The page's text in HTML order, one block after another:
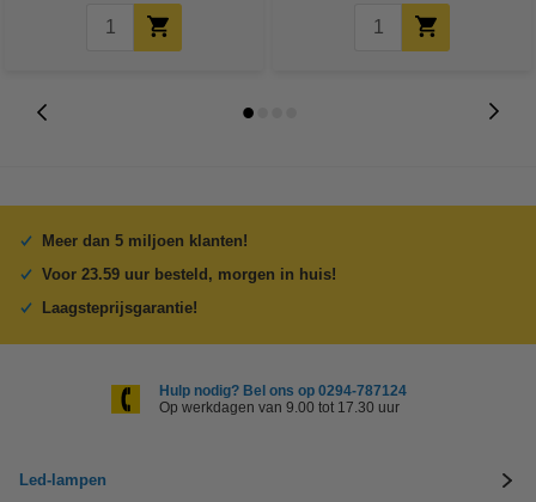
Meer dan 5 miljoen klanten!
Voor 23.59 uur besteld, morgen in huis!
Laagsteprijsgarantie!
Hulp nodig? Bel ons op 0294-787124
Op werkdagen van 9.00 tot 17.30 uur
Led-lampen